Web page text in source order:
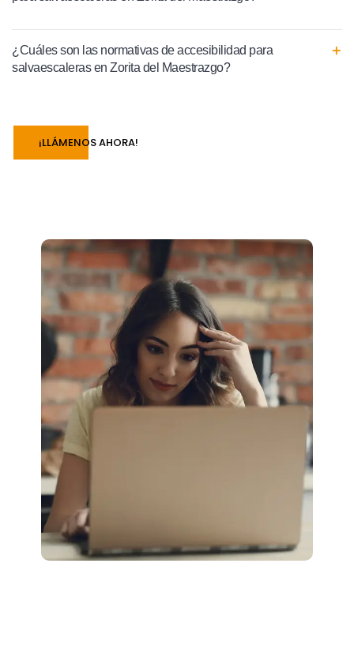
¿Cuáles son las normativas de accesibilidad para
salvaescaleras en Zorita del Maestrazgo?
¡LLÁMENOS AHORA!